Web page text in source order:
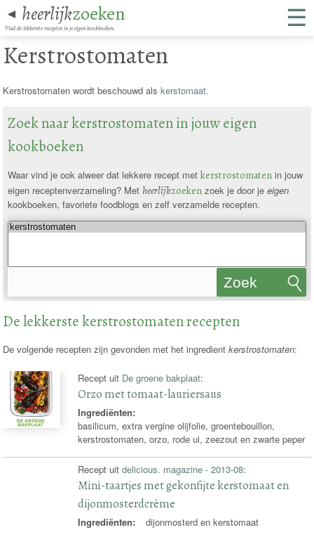
◄ heerlijkzoeken
Vind de lekkerste recepten in je eigen kookboeken. ☰
Kerstrostomaten
Kerstrostomaten wordt beschouwd alskerstomaat.
Zoek naar kerstrostomaten in jouw eigen
kookboeken
Waar vind je ook alweer dat lekkere recept met kerstrostomaten in jouw
eigen receptenverzameling? Met heerlijkzoeken zoek je door je eigen
kookboeken, favoriete foodblogs en zelf verzamelde recepten.
Zoek
De lekkerste kerstrostomaten recepten
De volgende recepten zijn gevonden met het ingredientkerstrostomaten:
Recept uit De groene bakplaat:
Orzo met tomaat-lauriersaus
Ingrediënten:
basilicum, extra vergine olijfolie, groentebouillon,
kerstrostomaten, orzo, rode ui, zeezout en zwarte peper
Recept uitdelicious. magazine - 2013-08:
Mini-taartjes met gekonfijte kerstomaat en
dijonmosterdcrème
Ingrediënten: dijonmosterd en kerstomaat